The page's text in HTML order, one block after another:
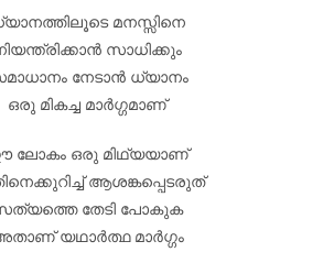
മനസ്സിനെ
സാധിക്കും
നേടാൻ ധ്യാനം
ഒരു മികച്ച മാർഗ്ഗമാണ്
ലോകം ഒരു മിഥ്യയാണ്
ആശങ്കപ്പെടരുത്
തേടി പോകുക
യഥാർത്ഥ മാർഗ്ഗം